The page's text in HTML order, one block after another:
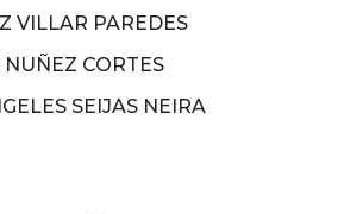
VILLAR PAREDES
NUÑEZ CORTES
SEIJAS NEIRA